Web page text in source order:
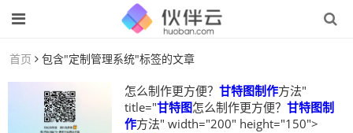
首页 包含"定制管理系统"标签的文章
怎么制作更方便？ 甘特图制作方法"
title="甘特图怎么制作更方便？ 甘特图制
作方法" width="200" height="150">